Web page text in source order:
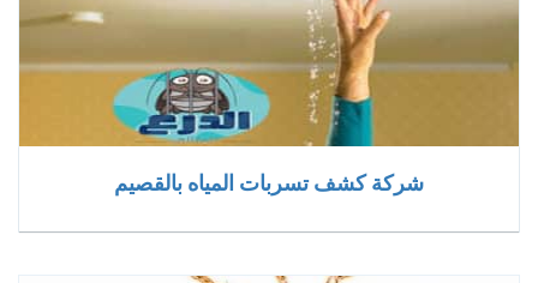
شركة كشف تسربات المياه بالقصيم